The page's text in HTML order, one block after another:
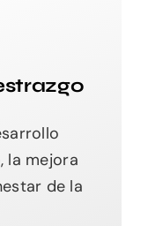
la mejora
de la